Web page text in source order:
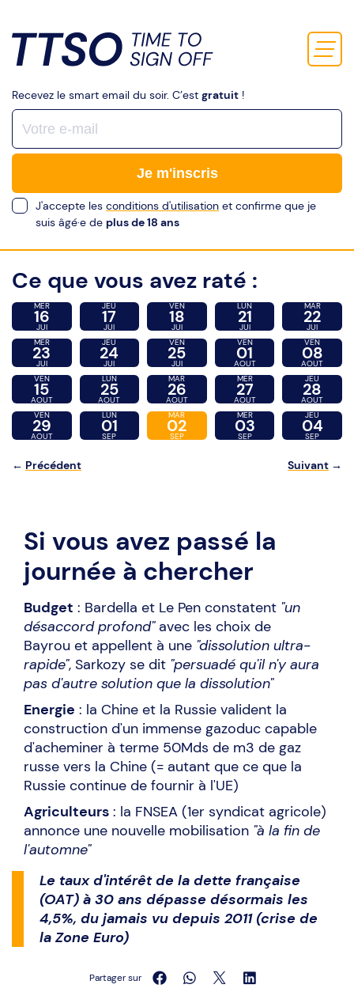
Recevez le smart email du soir. C’est gratuit !
Je m'inscris
J'accepte les conditions d'utilisation et confirme que je
suis âgé·e de plus de 18 ans
Ce que vous avez raté :
MER
16
JUI
JEU
17
JUI
VEN
18
JUI
LUN
21
JUI
MAR
22
JUI
MER
23
JUI
JEU
24
JUI
VEN
25
JUI
VEN
01
AOUT
VEN
08
AOUT
VEN
15
AOUT
LUN
25
AOUT
MAR
26
AOUT
MER
27
AOUT
JEU
28
AOUT
VEN
29
AOUT
LUN
01
SEP
MAR
02
SEP
MER
03
SEP
JEU
04
SEP
← Précédent Suivant →
Si vous avez passé la
journée à chercher
Budget : Bardella et Le Pen constatent "un
désaccord profond" avec les choix de
Bayrou et appellent à une "dissolution ultra-
rapide", Sarkozy se dit "persuadé qu'il n'y aura
pas d'autre solution que la dissolution"
Energie : la Chine et la Russie valident la
construction d'un immense gazoduc capable
d'acheminer à terme 50Mds de m3 de gaz
russe vers la Chine (= autant que ce que la
Russie continue de fournir à l'UE)
Agriculteurs : la FNSEA (1er syndicat agricole)
annonce une nouvelle mobilisation "à la fin de
l'automne"
Le taux d'intérêt de la dette française
(OAT) à 30 ans dépasse désormais les
4,5%, du jamais vu depuis 2011 (crise de
la Zone Euro)
Partager sur